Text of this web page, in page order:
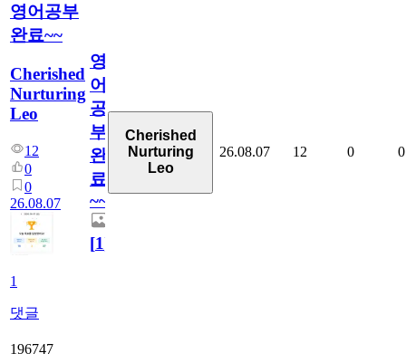
영어공부
완료~~
Cherished
Nurturing
Leo
12
0
0
26.08.07
1
댓글
영
어
공
부
완
료
~~
[1]
Cherished
Nurturing
Leo
26.08.07 12 0 0
196747